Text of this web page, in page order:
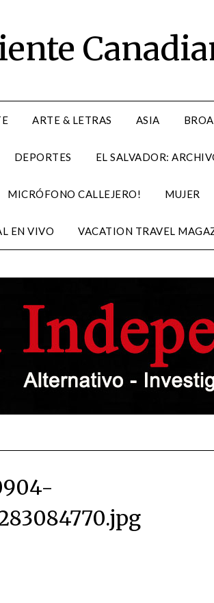
ARTE & LETRAS ASIA
DEPORTES EL SALVADOR:
MICRÓFONO CALLEJERO! MUJER
EN VIVO VACATION TRAVEL